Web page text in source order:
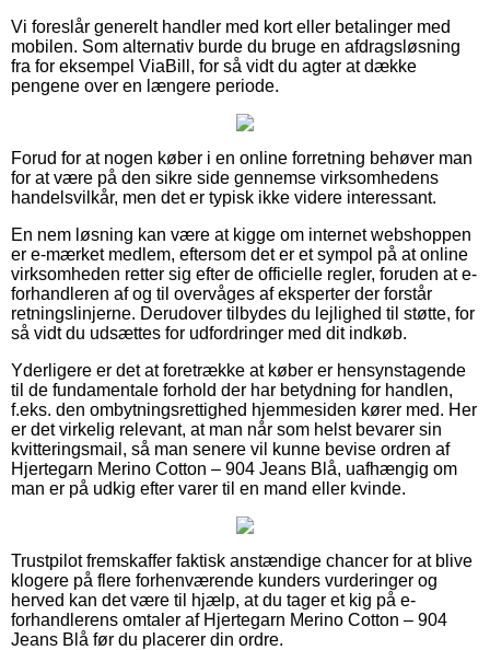
Vi foreslår generelt handler med kort eller betalinger med
mobilen. Som alternativ burde du bruge en afdragsløsning
fra for eksempel ViaBill, for så vidt du agter at dække
pengene over en længere periode.
Forud for at nogen køber i en online forretning behøver man
for at være på den sikre side gennemse virksomhedens
handelsvilkår, men det er typisk ikke videre interessant.
En nem løsning kan være at kigge om internet webshoppen
er e-mærket medlem, eftersom det er et sympol på at online
virksomheden retter sig efter de officielle regler, foruden at e-
forhandleren af og til overvåges af eksperter der forstår
retningslinjerne. Derudover tilbydes du lejlighed til støtte, for
så vidt du udsættes for udfordringer med dit indkøb.
Yderligere er det at foretrække at køber er hensynstagende
til de fundamentale forhold der har betydning for handlen,
f.eks. den ombytningsrettighed hjemmesiden kører med. Her
er det virkelig relevant, at man når som helst bevarer sin
kvitteringsmail, så man senere vil kunne bevise ordren af
Hjertegarn Merino Cotton – 904 Jeans Blå, uafhængig om
man er på udkig efter varer til en mand eller kvinde.
Trustpilot fremskaffer faktisk anstændige chancer for at blive
klogere på flere forhenværende kunders vurderinger og
herved kan det være til hjælp, at du tager et kig på e-
forhandlerens omtaler af Hjertegarn Merino Cotton – 904
Jeans Blå før du placerer din ordre.